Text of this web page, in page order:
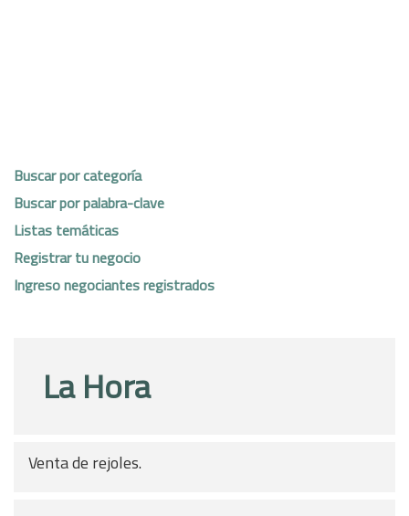
Buscar por categoría
Buscar por palabra-clave
Listas temáticas
Registrar tu negocio
Ingreso negociantes registrados
La Hora
Venta de rejoles.